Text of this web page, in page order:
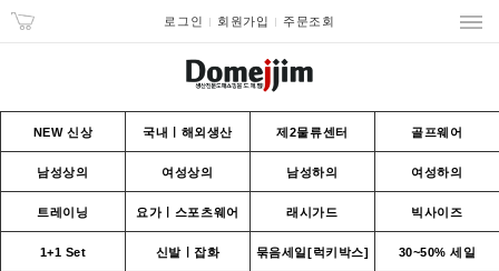
로그인 회원가입 주문조회
NEW 신상 국내ㅣ해외생산 제2물류센터 골프웨어
남성상의 여성상의 남성하의 여성하의
트레이닝 요가ㅣ스포츠웨어 래시가드 빅사이즈
1+1 Set 신발ㅣ잡화 묶음세일[럭키박스] 30~50% 세일